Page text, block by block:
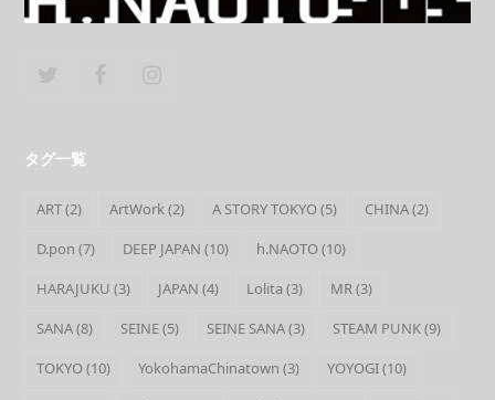
タグ一覧
ART(2) ArtWork(2) A STORY TOKYO(5) CHINA(2)
D.pon (7) DEEP JAPAN (10) h.NAOTO(10)
HARAJUKU (3) JAPAN (4) Lolita (3) MR(3)
SANA(8) SEINE(5) SEINE SANA(3) STEAM PUNK(9)
TOKYO(10) YokohamaChinatown (3) YOYOGI(10)